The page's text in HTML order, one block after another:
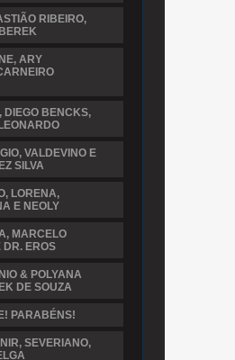
RIBEIRO,
ARY
DIEGO BENCKS,
VALDEVINO E
SILVA
LORENA,
E NEOLY
MARCELO
DR. EROS
& POLYANA
DE SOUZA
PARABÉNS!
SEVERIANO,